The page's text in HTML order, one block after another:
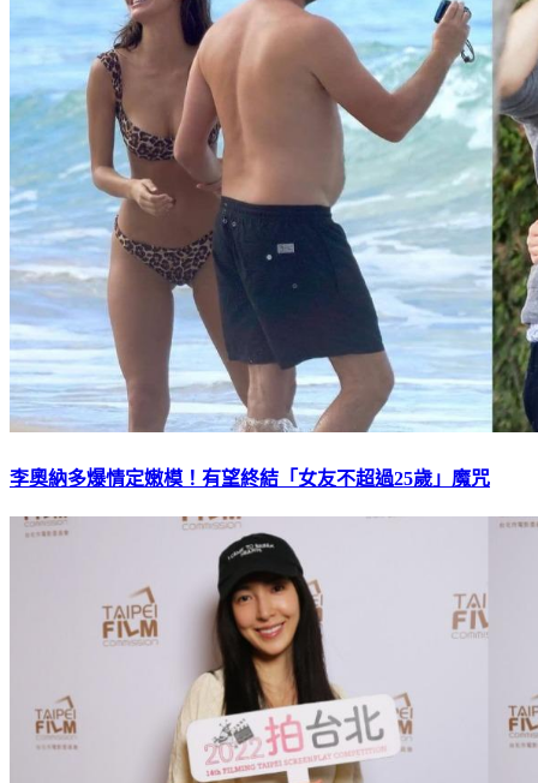
李奧納多爆情定嫩模！有望終結「女友不超過25歲」魔咒